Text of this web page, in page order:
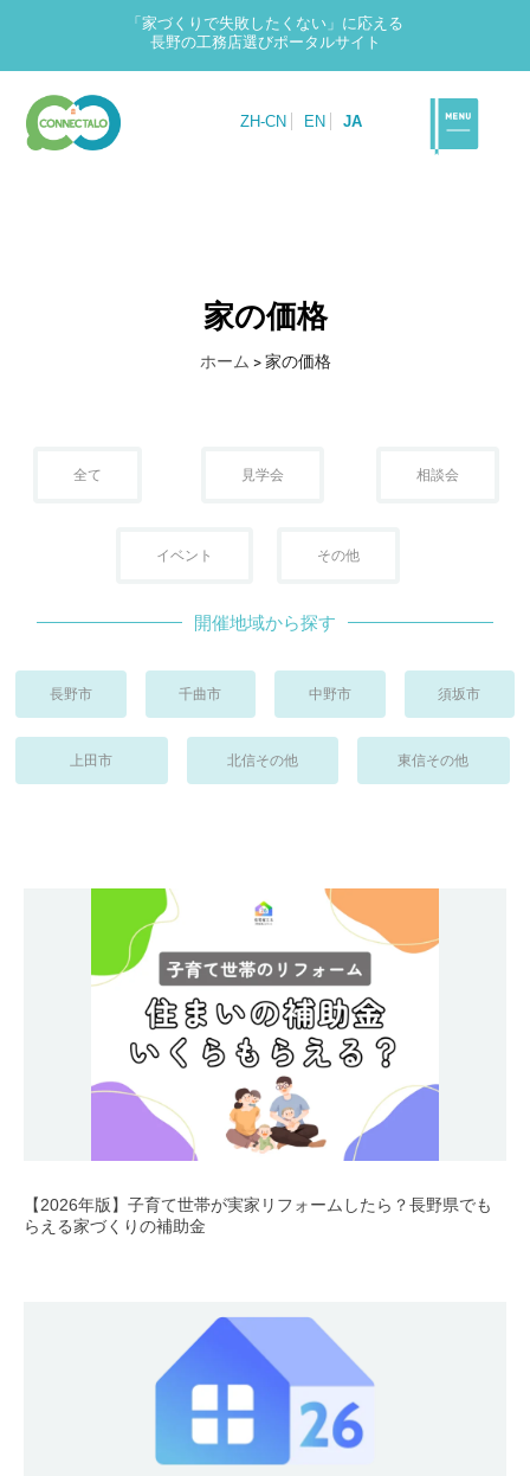
「家づくりで失敗したくない」に応える
長野の工務店選びポータルサイト
ZH-CN EN JA
家の価格
ホーム >家の価格
全て 見学会 相談会
イベント その他
開催地域から探す
長野市 千曲市 中野市 須坂市
上田市 北信その他 東信その他
【2026年版】子育て世帯が実家リフォームしたら？長野県でも
らえる家づくりの補助金